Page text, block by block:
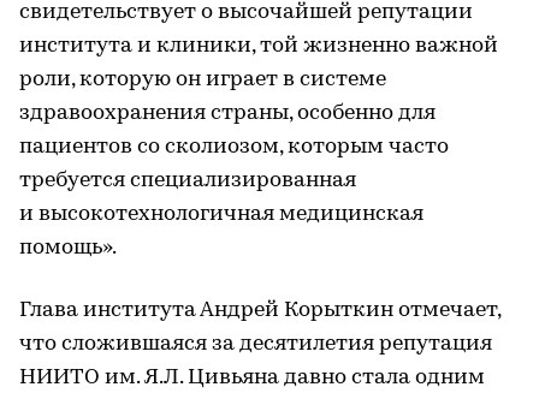
свидетельствует о высочайшей репутации
института и клиники, той жизненно важной
роли, которую он играет в системе
здравоохранения страны, особенно для
пациентов со сколиозом, которым часто
требуется специализированная
и высокотехнологичная медицинская
помощь».
Глава института Андрей Корыткин отмечает,
что сложившаяся за десятилетия репутация
НИИТО им. Я.Л. Цивьяна давно стала одним